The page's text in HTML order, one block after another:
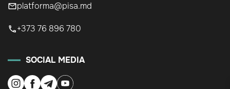
platforma@pisa.md
+373 76 896 780
SOCIAL MEDIA